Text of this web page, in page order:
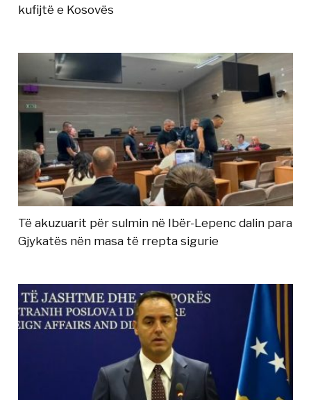
kufijtë e Kosovës
Të akuzuarit për sulmin në Ibër-Lepenc dalin para
Gjykatës nën masa të rrepta sigurie